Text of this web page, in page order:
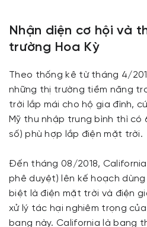
Nhận diện cơ hội và
trường Hoa Kỳ
Theo thống kê từ tháng 4/
những thị trường tiềm năng
trời lắp mái cho hộ gia đình,
Mỹ thu nhập trung bình thì có
số) phù hợp lắp điện mặt trời.
Đến tháng 08/2018,
phê duyệt) lên kế hoạch dùng
biệt là điện mặt trời và điện
xử lý tác hại nghiêm trọng
bang này. California là bang